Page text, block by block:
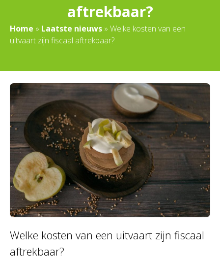
aftrekbaar?
Home » Laatste nieuws » Welke kosten van een
uitvaart zijn fiscaal aftrekbaar?
Welke kosten van een uitvaart zijn fiscaal
aftrekbaar?